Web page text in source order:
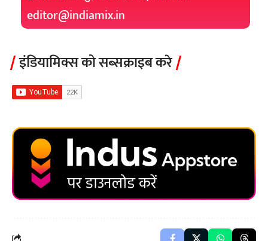
editor@indiamix.in
इंडियामिक्स को सब्सक्राइब करे